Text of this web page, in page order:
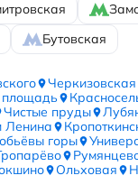
Бутовская
Черкизовская
Чистые пруды
Ленина
горы
Ольховая